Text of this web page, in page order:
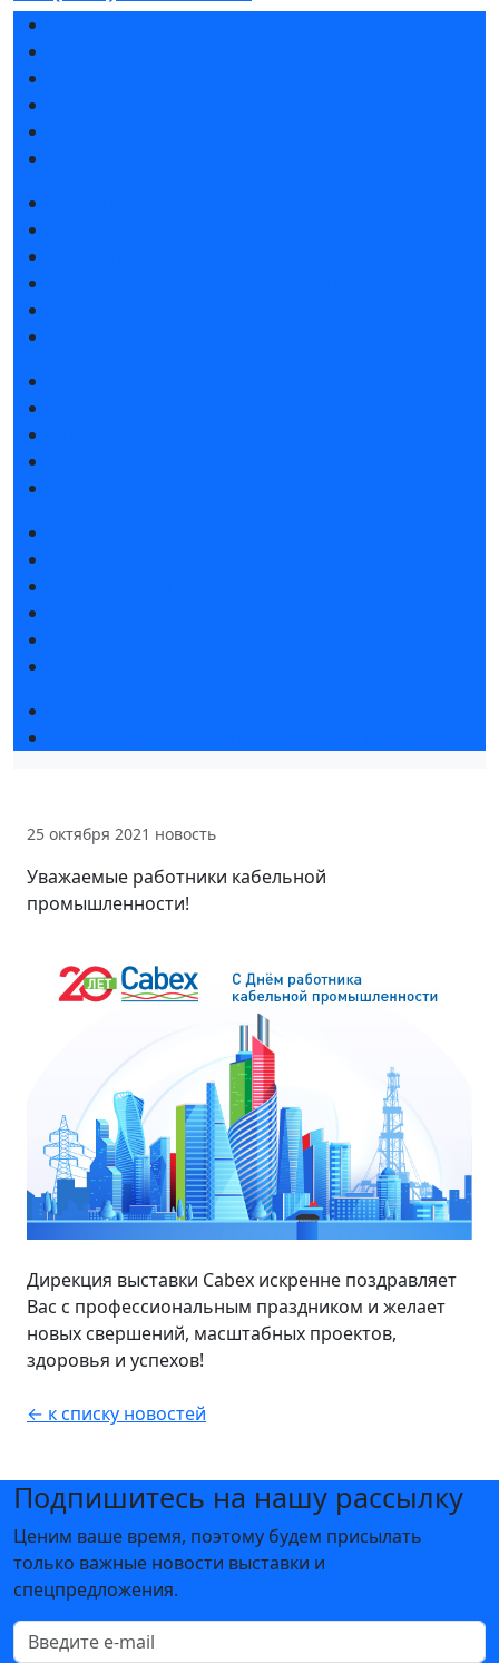
25 октября 2021 новость
Уважаемые работники кабельной
промышленности!
Дирекция выставки Cabex искренне поздравляет
Вас с профессиональным праздником и желает
новых свершений, масштабных проектов,
здоровья и успехов!
← к списку новостей
Подпишитесь на нашу рассылку
Ценим ваше время, поэтому будем присылать
только важные новости выставки и
спецпредложения.